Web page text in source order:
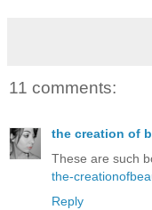
11 comments:
the creation of
These are such
the-
Reply